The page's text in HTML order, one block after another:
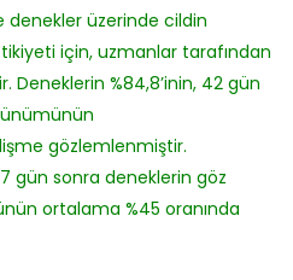
üzerinde cildin
için, uzmanlar tarafından
%84,8’inin, 42 gün
gözlemlenmiştir.
gün sonra deneklerin göz
ortalama %45 oranında